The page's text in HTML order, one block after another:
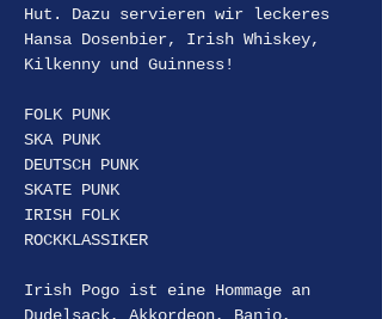
Hut. Dazu servieren wir leckeres
Hansa Dosenbier, Irish Whiskey,
Kilkenny und Guinness!
FOLK PUNK
SKA PUNK
DEUTSCH PUNK
SKATE PUNK
IRISH FOLK
ROCKKLASSIKER
Irish Pogo ist eine Hommage an